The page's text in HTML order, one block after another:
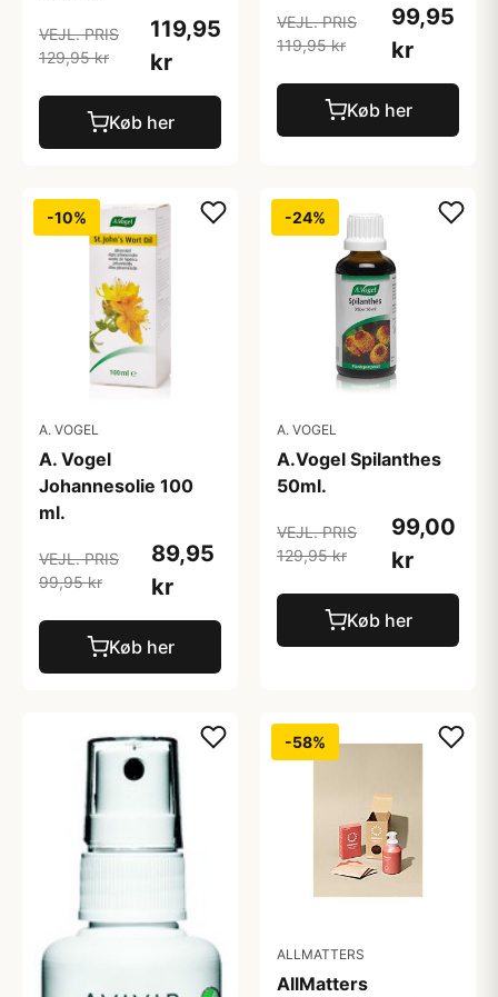
VEJL. PRIS
129,95 kr
119,95
kr
Køb her
VEJL. PRIS
119,95 kr
99,95
kr
Køb her
-10%
A. VOGEL
A. Vogel
Johannesolie 100
ml.
VEJL. PRIS
99,95 kr
89,95
kr
Køb her
-24%
A. VOGEL
A.Vogel Spilanthes
50ml.
VEJL. PRIS
129,95 kr
99,00
kr
Køb her
-58%
ALLMATTERS
AllMatters